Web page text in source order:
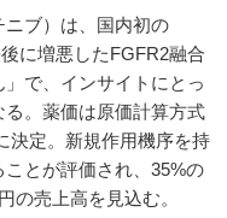
ニブ）は、国内初の
に増悪したFGFR2融合
で、インサイトにとっ
。薬価は原価計算方式
決定。新規作用機序を持
とが評価され、35%の
の売上高を見込む。